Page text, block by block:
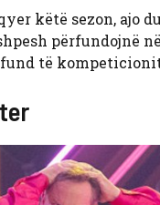
këtë sezon, ajo
përfundojnë
të